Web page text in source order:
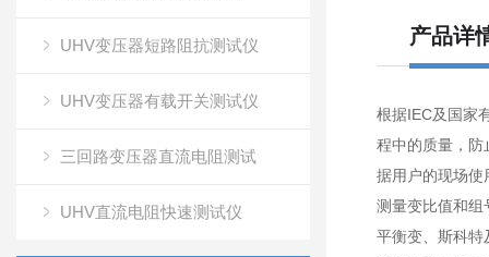
UHV变压器短路阻抗测试仪
UHV变压器有载开关测试仪
三回路变压器直流电阻测试
UHV直流电阻快速测试仪
产品详
根据IEC及国家
程中的质量，防
据用户的现场使
测量变比值和组
平衡变、斯科特